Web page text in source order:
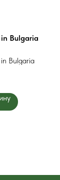
Bulgaria
Bulgaria